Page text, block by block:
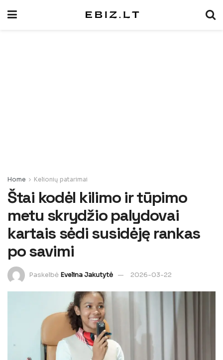
Home Kelionių patarimai
Štai kodėl kilimo ir tūpimo
metu skrydžio palydovai
kartais sėdi susidėję rankas
po savimi
Paskelbė Evelina Jakutytė 2026-03-22